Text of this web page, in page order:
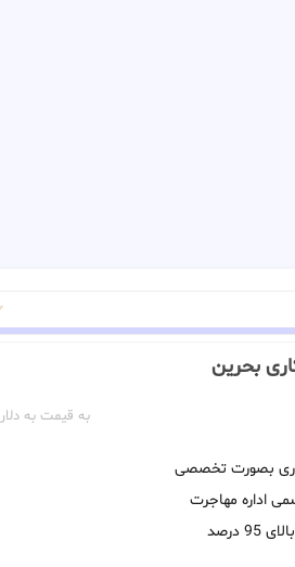
کاری بحرین
به قیمت به دلار
بصورت تخصصی
اداره مهاجرت
درصد